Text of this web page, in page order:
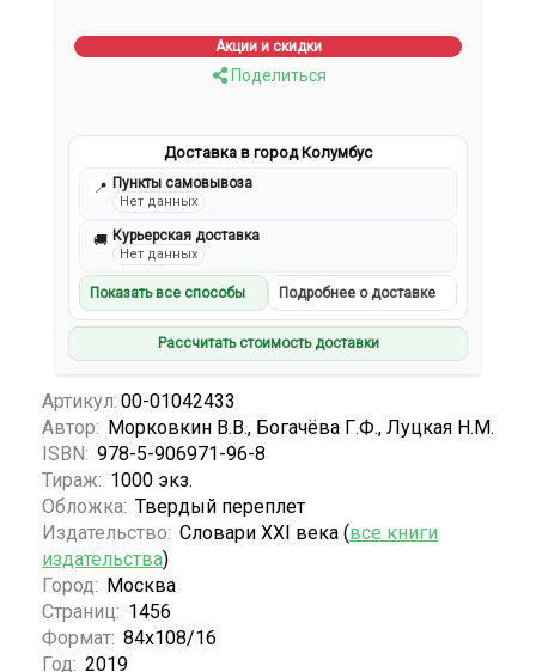
Акции и скидки
Поделиться
Доставка в город Колумбус
📍 Пункты самовывоза
Нет данных
🚚 Курьерская доставка
Нет данных
Показать все способы Подробнее о доставке
Рассчитать стоимость доставки
Артикул: 00-01042433
Автор: Морковкин В.В., Богачёва Г.Ф., Луцкая Н.М.
ISBN: 978-5-906971-96-8
Тираж: 1000 экз.
Обложка: Твердый переплет
Издательство: Словари XXI века (все книги
издательства)
Город: Москва
Страниц: 1456
Формат: 84х108/16
Год: 2019